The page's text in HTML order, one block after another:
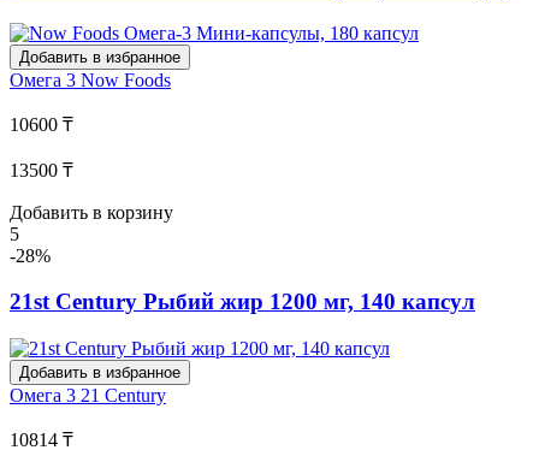
Добавить в избранное
Омега 3 Now Foods
10600 ₸
13500 ₸
Добавить в корзину
5
-28%
21st Century Рыбий жир 1200 мг, 140 капсул
Добавить в избранное
Омега 3 21 Century
10814 ₸